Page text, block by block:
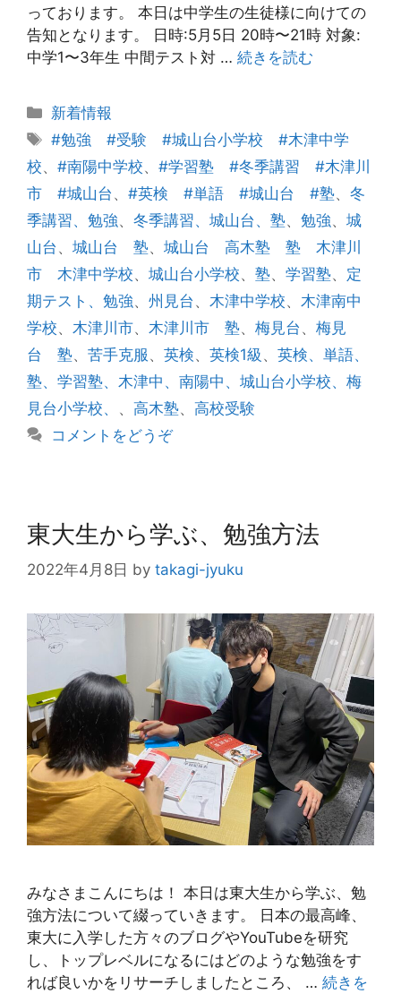
っております。 本日は中学生の生徒様に向けての
告知となります。 日時:5月5日 20時〜21時 対象:
中学1〜3年生 中間テスト対 … 続きを読む
カ
テ
リ
ー
新着情報
タ
グ
#勉強 #受験 #城山台小学校 #木津中学
校、 #南陽中学校、 #学習塾 #冬季講習 #木津川
市 #城山台 、 #英検 #単語 #城山台 #塾、 冬
季講習、勉強、 冬季講習、城山台、塾、 勉強、 城
山台 、 城山台 塾、 城山台 高木塾 塾 木津川
市 木津中学校、 城山台小学校、 塾、 学習塾、 定
期テスト、勉強、 州見台 、 木津中学校、 木津南中
学校、 木津川市、 木津川市 塾、 梅見台 、 梅見
台 塾、 苦手克服 、 英検、 英検1級 、 英検、単語、
塾、学習塾、木津中、南陽中、城山台小学校、梅
見台小学校、 、 高木塾、 高校受験
コメントをどうぞ
東大生から学ぶ、勉強方法
2022年4月8日 by takagi-jyuku
みなさまこんにちは！ 本日は東大生から学ぶ、勉
強方法について綴っていきます。 日本の最高峰、
東大に入学した方々のブログやYouTubeを研究
し、トップレベルになるにはどのような勉強をす
れば良いかをリサーチしましたところ、 … 続きを